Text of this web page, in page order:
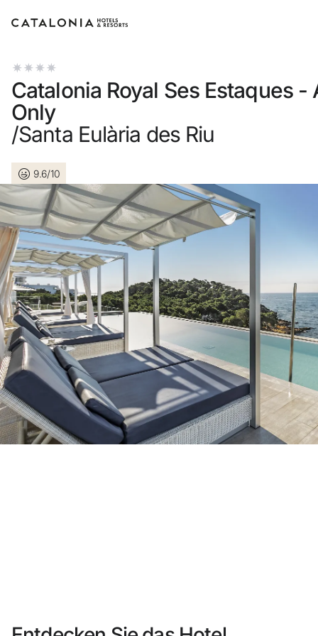
Bitte melden Sie sich an
LOGIN
oder verwenden Sie eine der folgenden
Mit Google anmelden
Sitzung nur mit E-Mail-Adresse starten
Sie haben sich noch nicht registriert ?
Konto anlegen
Genießen Sie die Vorteile als Mitglied bei
Catalonia Royal Ses Estaques -
Only
/Santa Eulària des Riu
9.6/10